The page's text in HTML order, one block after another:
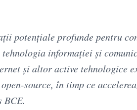
potenţiale profunde pentru
informaţiei şi
şi altor active tehnologice
source, în timp ce
BCE.